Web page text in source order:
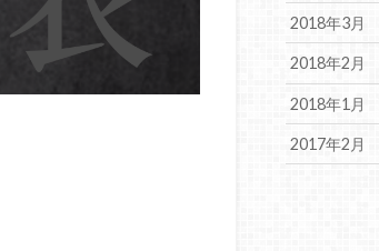
2018年3月
2018年2月
2018年1月
2017年2月